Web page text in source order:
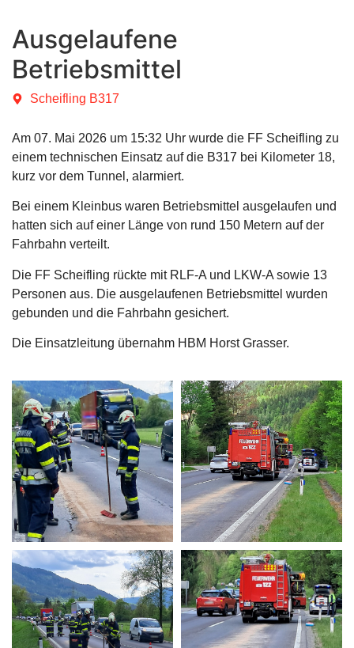
Ausgelaufene
Betriebsmittel
Scheifling B317
Am 07. Mai 2026 um 15:32 Uhr wurde die FF Scheifling zu
einem technischen Einsatz auf die B317 bei Kilometer 18,
kurz vor dem Tunnel, alarmiert.
Bei einem Kleinbus waren Betriebsmittel ausgelaufen und
hatten sich auf einer Länge von rund 150 Metern auf der
Fahrbahn verteilt.
Die FF Scheifling rückte mit RLF-A und LKW-A sowie 13
Personen aus. Die ausgelaufenen Betriebsmittel wurden
gebunden und die Fahrbahn gesichert.
Die Einsatzleitung übernahm HBM Horst Grasser.